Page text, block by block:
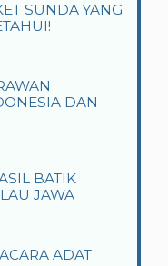
SUNDA YANG
DAN
BATIK
JAWA
ADAT